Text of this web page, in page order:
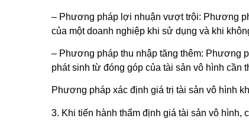
– Phương pháp lợi nhuận vượt trội: Phương
của một doanh nghiệp khi sử dụng và khi
– Phương pháp thu nhập tăng thêm: Phương
phát sinh từ đóng góp của tài sản vô hình cần
Phương pháp xác định giá trị tài sản vô hình
3. Khi tiến hành thẩm định giá tài sản vô hình,